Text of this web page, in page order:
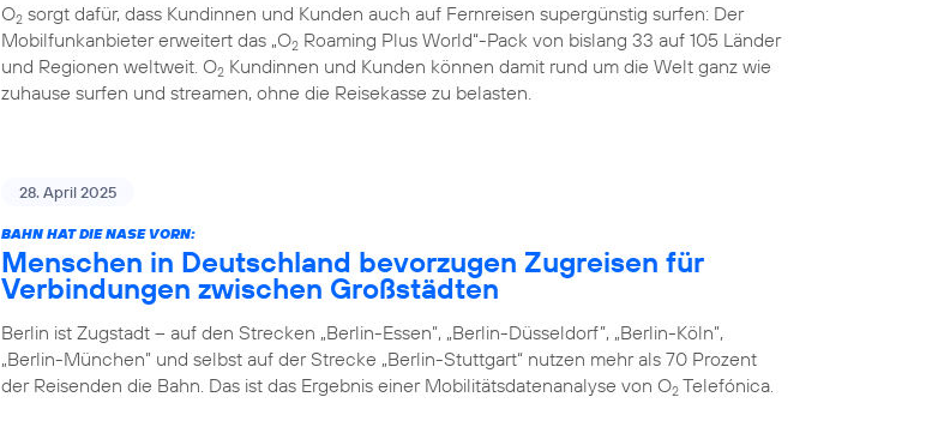
O2 sorgt dafür, dass Kundinnen und Kunden auch auf Fernreisen supergünstig surfen: Der
Mobilfunkanbieter erweitert das „O2 Roaming Plus World“-Pack von bislang 33 auf 105 Länder
und Regionen weltweit. O2 Kundinnen und Kunden können damit rund um die Welt ganz wie
zuhause surfen und streamen, ohne die Reisekasse zu belasten.
28. April 2025
BAHN HAT DIE NASE VORN:
Menschen in Deutschland bevorzugen Zugreisen für
Verbindungen zwischen Großstädten
Berlin ist Zugstadt – auf den Strecken „Berlin-Essen”, „Berlin-Düsseldorf”, „Berlin-Köln”,
„Berlin-München” und selbst auf der Strecke „Berlin-Stuttgart“ nutzen mehr als 70 Prozent
der Reisenden die Bahn. Das ist das Ergebnis einer Mobilitätsdatenanalyse von O2 Telefónica.